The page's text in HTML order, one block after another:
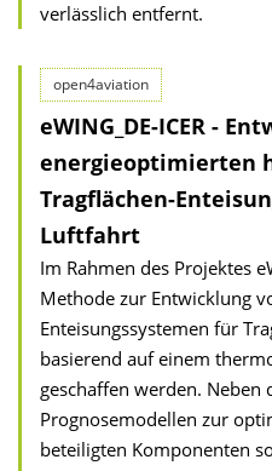
verlässlich entfernt.
open4aviation
eWING_DE-ICER -
energieoptimierten
Tragflächen-
Luftfahrt
Im Rahmen des Projektes
Methode zur Entwicklung
Enteisungssystemen für
basierend auf einem
geschaffen werden. Neben
Prognosemodellen zur
beteiligten Komponenten